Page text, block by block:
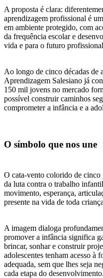
A proposta é clara:
aprendizagem profissional é
em ambiente protegido, com
da frequência escolar e
vida e para o futuro
Ao longo de cinco décadas de
Aprendizagem Salesiano já
150 mil jovens no mercado
possível construir caminhos
comprometer a infância e a
O símbolo que nos une
O cata-vento colorido de
da luta contra o trabalho
movimento, esperança,
presente na vida de toda
A imagem dialoga
promover a infância significa
brincar, sonhar e construir
adolescentes tenham acesso à
adequada, sem que lhes seja
cada etapa do desenvolvimento.